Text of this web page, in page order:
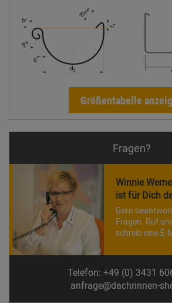
Größentabelle
Fragen?
Winnie
ist für Dich
Gern
Fragen. Ruf
schreib eine E-
Telefon: +49 (0) 3431
anfrage@dachrinnen-